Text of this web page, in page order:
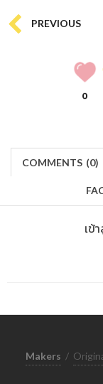
PREVIOUS
0
COMMENTS (0)
เข้
Makers /